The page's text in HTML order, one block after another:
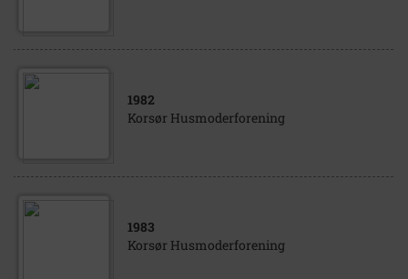
1982
Korsør Husmoderforening
1983
Korsør Husmoderforening